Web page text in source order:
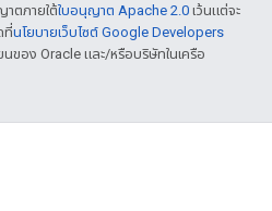
าตภายใต้ใบอนุญาต Apache 2.0 เว้นแต่จะ
ที่นโยบายเว็บไซต์ Google Developers
นของ Oracle และ/หรือบริษัทในเครือ